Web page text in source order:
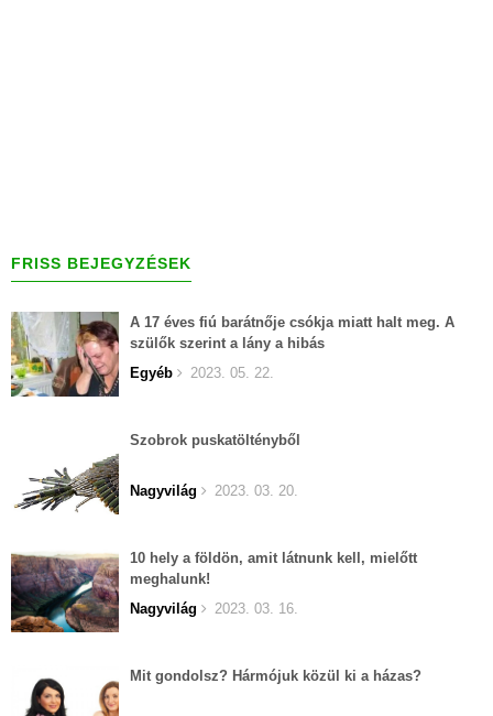
FRISS BEJEGYZÉSEK
A 17 éves fiú barátnője csókja miatt halt meg. A
szülők szerint a lány a hibás
Egyéb
2023. 05. 22.
Szobrok puskatöltényből
Nagyvilág 2023. 03. 20.
10 hely a földön, amit látnunk kell, mielőtt
meghalunk!
Nagyvilág
2023. 03. 16.
Mit gondolsz? Hármójuk közül ki a házas?